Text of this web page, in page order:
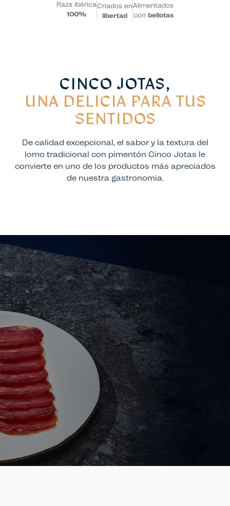
Raza ibérica
100%
Criados en
libertad
Alimentados
con bellotas
CINCO JOTAS,
UNA DELICIA PARA TUS
SENTIDOS
De calidad excepcional, el sabor y la textura del
lomo tradicional con pimentón Cinco Jotas le
convierte en uno de los productos más apreciados
de nuestra gastronomia.